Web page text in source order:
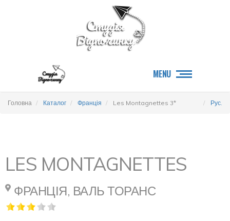
MENU
Головна Каталог Франція Les Montagnettes 3* Рус.
LES MONTAGNETTES
ФРАНЦІЯ, ВАЛЬ ТОРАНС